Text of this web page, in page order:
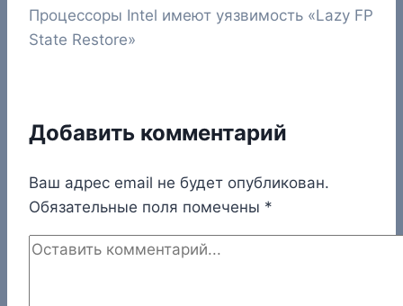
Процессоры Intel имеют уязвимость «Lazy FP
State Restore»
Добавить комментарий
Ваш адрес email не будет опубликован.
Обязательные поля помечены *